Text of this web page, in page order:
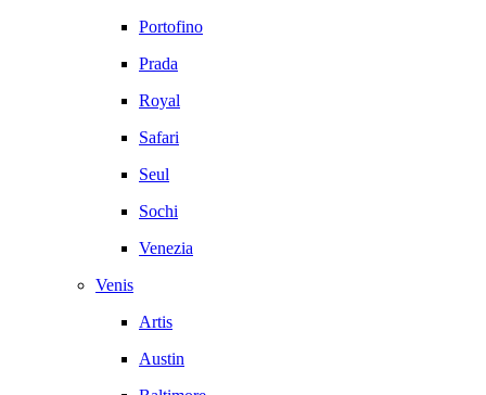
Portofino
Prada
Royal
Safari
Seul
Sochi
Venezia
Venis
Artis
Austin